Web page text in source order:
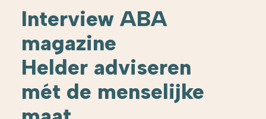
Interview ABA
magazine
Helder adviseren
mét de menselijke